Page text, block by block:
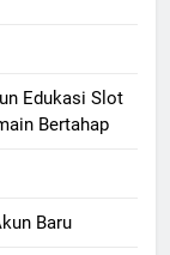
Edukasi Slot
Bertahap
Baru